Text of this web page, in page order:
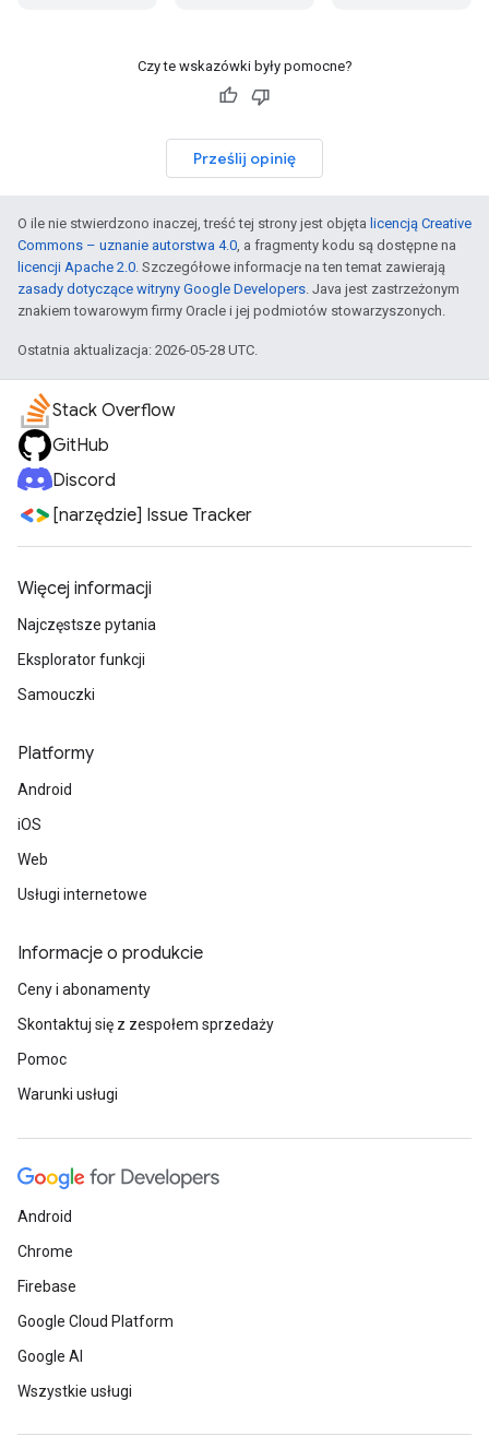
Czy te wskazówki były pomocne?
Prześlij opinię
O ile nie stwierdzono inaczej, treść tej strony jest objęta licencją Creative
Commons – uznanie autorstwa 4.0, a fragmenty kodu są dostępne na
licencji Apache 2.0. Szczegółowe informacje na ten temat zawierają
zasady dotyczące witryny Google Developers. Java jest zastrzeżonym
znakiem towarowym firmy Oracle i jej podmiotów stowarzyszonych.
Ostatnia aktualizacja: 2026-05-28 UTC.
Stack Overflow
GitHub
Discord
[narzędzie] Issue Tracker
Więcej informacji
Najczęstsze pytania
Eksplorator funkcji
Samouczki
Platformy
Android
iOS
Web
Usługi internetowe
Informacje o produkcie
Ceny i abonamenty
Skontaktuj się z zespołem sprzedaży
Pomoc
Warunki usługi
Android
Chrome
Firebase
Google Cloud Platform
Google AI
Wszystkie usługi